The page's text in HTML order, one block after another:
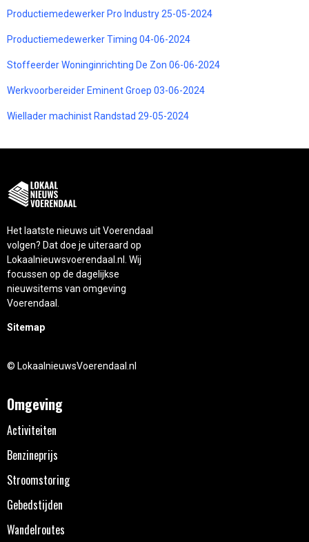
Productiemedewerker Pro Industry 25-05-2024
Productiemedewerker Timing 04-06-2024
Stoffeerder Woninginrichting De Zon 06-06-2024
Werkvoorbereider Eminent Groep 03-06-2024
Wiellader machinist Randstad 29-05-2024
Het laatste nieuws uit Voerendaal
volgen? Dat doe je uiteraard op
Lokaalnieuwsvoerendaal.nl. Wij
focussen op de dagelijkse
nieuwsitems van omgeving
Voerendaal.
Sitemap
© LokaalnieuwsVoerendaal.nl
Omgeving
Activiteiten
Benzineprijs
Stroomstoring
Gebedstijden
Wandelroutes